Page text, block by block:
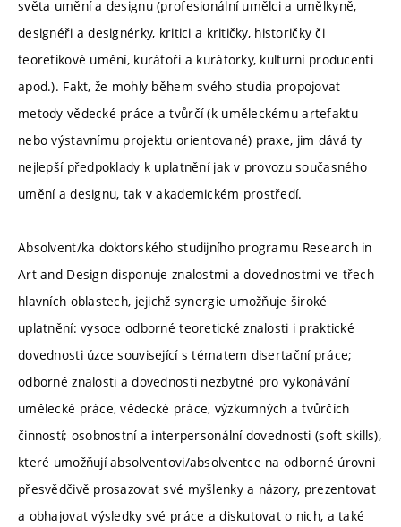
světa umění a designu (profesionální umělci a umělkyně,
designéři a designérky, kritici a kritičky, historičky či
teoretikové umění, kurátoři a kurátorky, kulturní producenti
apod.). Fakt, že mohly během svého studia propojovat
metody vědecké práce a tvůrčí (k uměleckému artefaktu
nebo výstavnímu projektu orientované) praxe, jim dává ty
nejlepší předpoklady k uplatnění jak v provozu současného
umění a designu, tak v akademickém prostředí.
Absolvent/ka doktorského studijního programu Research in
Art and Design disponuje znalostmi a dovednostmi ve třech
hlavních oblastech, jejichž synergie umožňuje široké
uplatnění: vysoce odborné teoretické znalosti i praktické
dovednosti úzce související s tématem disertační práce;
odborné znalosti a dovednosti nezbytné pro vykonávání
umělecké práce, vědecké práce, výzkumných a tvůrčích
činností; osobnostní a interpersonální dovednosti (soft skills),
které umožňují absolventovi/absolventce na odborné úrovni
přesvědčivě prosazovat své myšlenky a názory, prezentovat
a obhajovat výsledky své práce a diskutovat o nich, a také